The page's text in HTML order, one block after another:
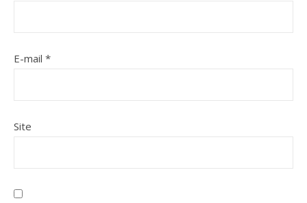
E-mail *
Site